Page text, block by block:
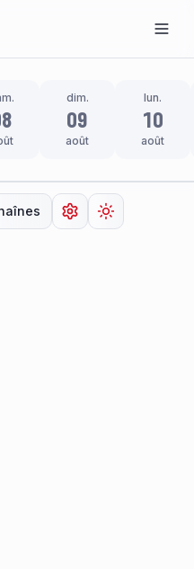
dim.
09
août
lun.
10
août
Ouvrir lesChanger de